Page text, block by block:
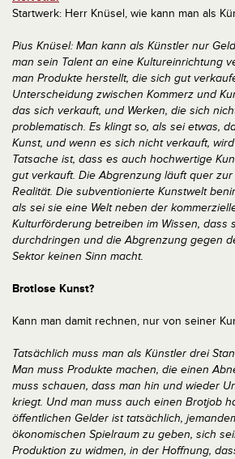
Startwerk: Herr Knüsel, wie kann man als
Pius Knüsel: Man kann als Künstler nur
man sein Talent an eine Kultureinrichtung
man Produkte herstellt, die sich gut
Unterscheidung zwischen Kommerz und
das sich verkauft, und Werken, die sich
problematisch. Es klingt so, als sei etwas,
Kunst, und wenn es sich nicht verkauft,
Tatsache ist, dass es auch hochwertige
gut verkauft. Die Abgrenzung läuft quer
Realität. Die subventionierte Kunstwelt
als sei sie eine Welt neben der
Kulturförderung betreiben im Wissen, dass
durchdringen und die Abgrenzung gegen
Sektor keinen Sinn macht.
Brotlose Kunst?
Kann man damit rechnen, nur von seiner
Tatsächlich muss man als Künstler drei
Man muss Produkte machen, die einen
muss schauen, dass man hin und wieder
kriegt. Und man muss auch einen Brotjob
öffentlichen Gelder ist tatsächlich,
ökonomischen Spielraum zu geben, sich
Produktion zu widmen, in der Hoffnung,